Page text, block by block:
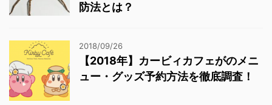
防法とは？
2018/09/26
【2018年】カービィカフェがのメニ
ュー・グッズ予約方法を徹底調査！